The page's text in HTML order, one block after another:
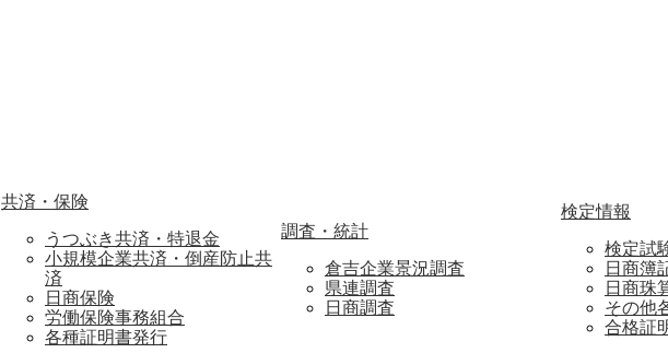
共済・保険
うつぶき共済・特退金
小規模企業共済・倒産防止共
済
日商保険
労働保険事務組合
各種証明書発行
調査・統計
倉吉企業景況調査
県連調査
日商調査
検定情報
検定試
日商簿
日商珠
その他
合格証